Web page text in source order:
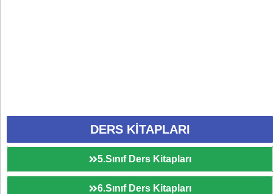
DERS KİTAPLARI
5.Sınıf Ders Kitapları
6.Sınıf Ders Kitapları